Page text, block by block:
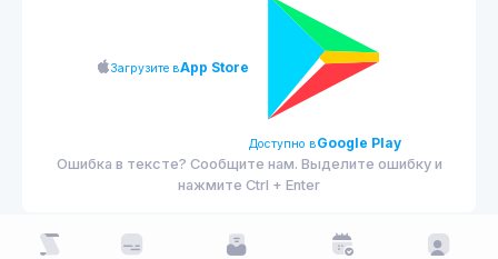
Загрузите вApp Store
Доступно вGoogle Play
Ошибка в тексте? Сообщите нам. Выделите ошибку и
нажмите Ctrl + Enter